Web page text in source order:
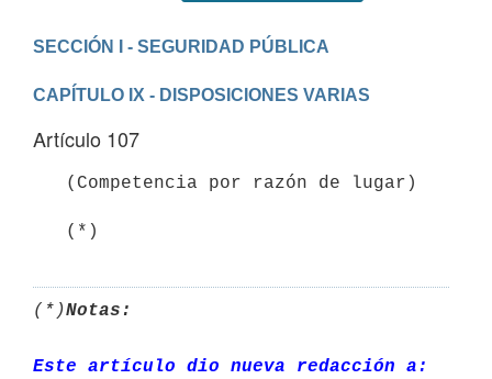
CAPÍTULO IX - DISPOSICIONES VARIAS
Artículo 107
   (*)
(*)Notas:
Este artículo dio nueva redacción a: